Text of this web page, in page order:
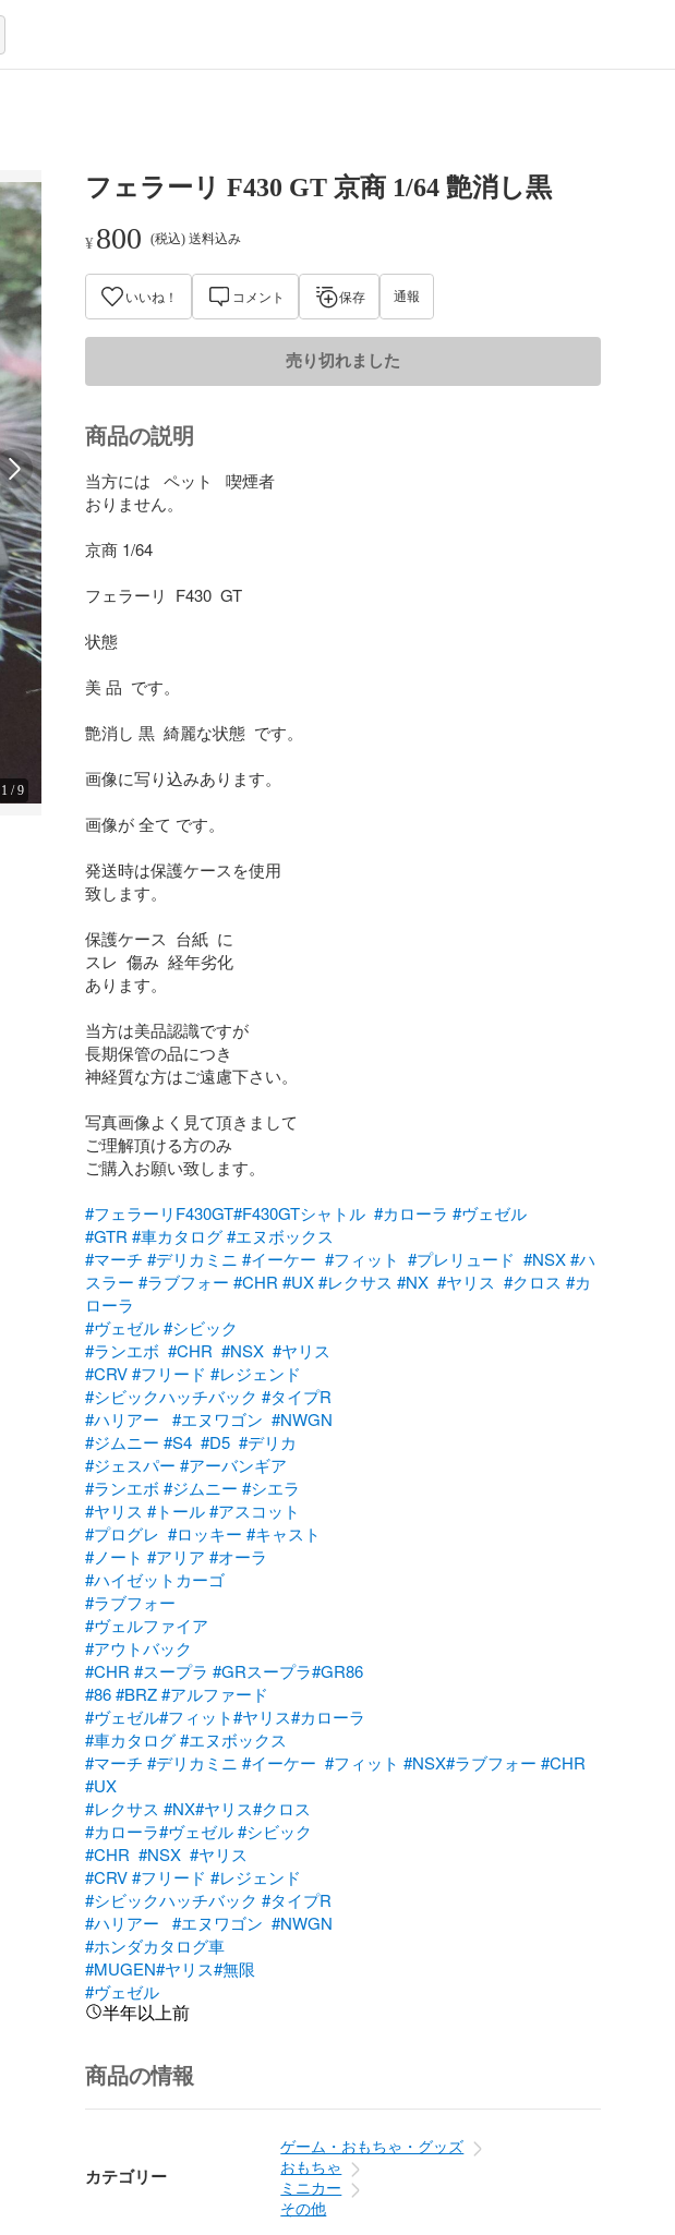
1 /9
フェラーリ F430 GT 京商 1/64 艶消し黒
¥ 800 (税込) 送料込み
いいね！ コメント 保存 通報
売り切れました
商品の説明
当方には   ペット   喫煙者
おりません。
京商 1/64
フェラーリ  F430  GT
状態
美 品  です。
艶消し 黒  綺麗な状態  です。
画像に写り込みあります。
画像が 全て です。
発送時は保護ケースを使用
致します。
保護ケース  台紙  に
スレ  傷み  経年劣化
あります。
当方は美品認識ですが
長期保管の品につき
神経質な方はご遠慮下さい。
写真画像よく見て頂きまして
ご理解頂ける方のみ
ご購入お願い致します。
#フェラーリF430GT#F430GTシャトル #カローラ #ヴェゼル
#GTR #車カタログ #エヌボックス
#マーチ #デリカミニ #イーケー #フィット #プレリュード #NSX #ハ
スラー #ラブフォー #CHR #UX #レクサス #NX #ヤリス #クロス #カ
ローラ
#ヴェゼル #シビック
#ランエボ #CHR #NSX #ヤリス
#CRV #フリード #レジェンド
#シビックハッチバック #タイプR
#ハリアー
#エヌワゴン #NWGN
#ジムニー #S4 #D5 #デリカ
#ジェスパー #アーバンギア
#ランエボ #ジムニー #シエラ
#ヤリス #トール #アスコット
#プログレ #ロッキー #キャスト
#ノート #アリア #オーラ
#ハイゼットカーゴ
#ラブフォー
#ヴェルファイア
#アウトバック
#CHR #スープラ #GRスープラ#GR86
#86 #BRZ #アルファード
#ヴェゼル#フィット#ヤリス#カローラ
#車カタログ #エヌボックス
#マーチ #デリカミニ #イーケー #フィット #NSX#ラブフォー #CHR
#UX
#レクサス #NX#ヤリス#クロス
#カローラ#ヴェゼル #シビック
#CHR #NSX #ヤリス
#CRV #フリード #レジェンド
#シビックハッチバック #タイプR
#ハリアー
#エヌワゴン #NWGN
#ホンダカタログ車
#MUGEN#ヤリス#無限
#ヴェゼル
半年以上前
商品の情報
カテゴリー
ゲーム・おもちゃ・グッズ
おもちゃ
ミニカー
その他